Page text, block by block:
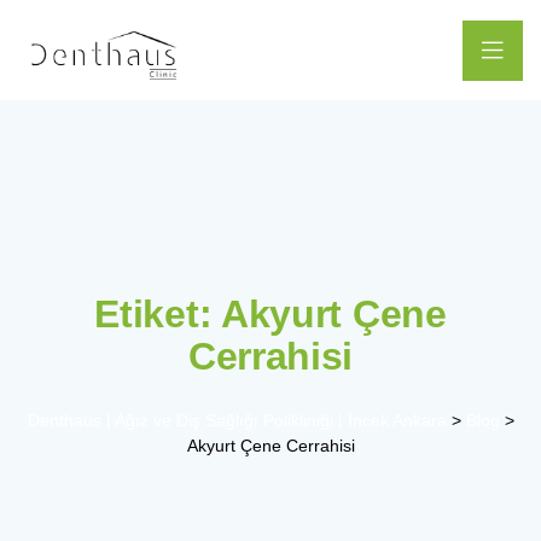
Etiket: Akyurt Çene
Cerrahisi
>
>
Akyurt Çene Cerrahisi